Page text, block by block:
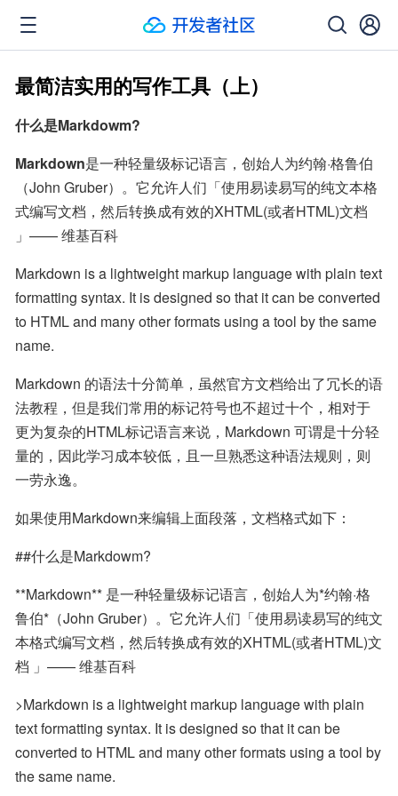
最简洁实用的写作工具（上）
什么是Markdowm?
Markdown是一种轻量级标记语言，创始人为约翰·格鲁伯
（John Gruber）。它允许人们「使用易读易写的纯文本格
式编写文档，然后转换成有效的XHTML(或者HTML)文档
」—— 维基百科
Markdown is a lightweight markup language with plain text
formatting syntax. It is designed so that it can be converted
to HTML and many other formats using a tool by the same
name.
Markdown 的语法十分简单，虽然官方文档给出了冗长的语
法教程，但是我们常用的标记符号也不超过十个，相对于
更为复杂的HTML标记语言来说，Markdown 可谓是十分轻
量的，因此学习成本较低，且一旦熟悉这种语法规则，则
一劳永逸。
如果使用Markdown来编辑上面段落，文档格式如下：
##什么是Markdowm?
**Markdown** 是一种轻量级标记语言，创始人为*约翰·格
鲁伯*（John Gruber）。它允许人们「使用易读易写的纯文
本格式编写文档，然后转换成有效的XHTML(或者HTML)文
档 」—— 维基百科
>Markdown is a lightweight markup language with plain
text formatting syntax. It is designed so that it can be
converted to HTML and many other formats using a tool by
the same name.